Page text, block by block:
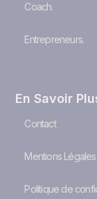
Coach.
Entrepreneurs.
En Savoir
Contact
Mentions Légales
Politique de